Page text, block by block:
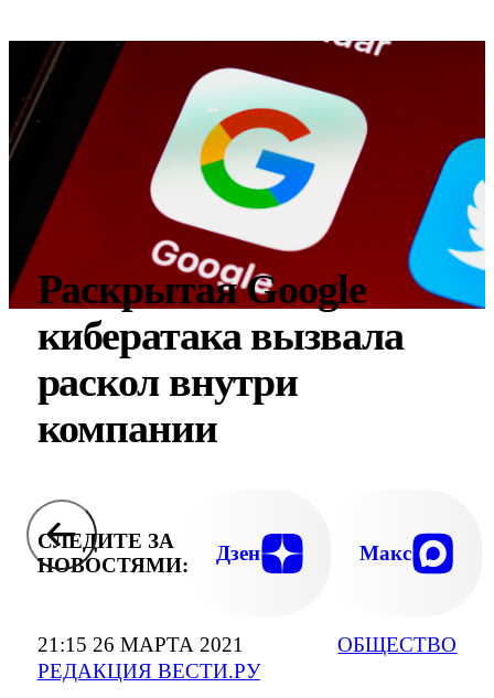
21:15 26 МАРТА 2021
РЕДАКЦИЯ ВЕСТИ.РУ
ОБЩЕСТВО
Раскрытая Google
кибератака вызвала
раскол внутри
компании
СЛЕДИТЕ ЗА
НОВОСТЯМИ:
Дзен Макс